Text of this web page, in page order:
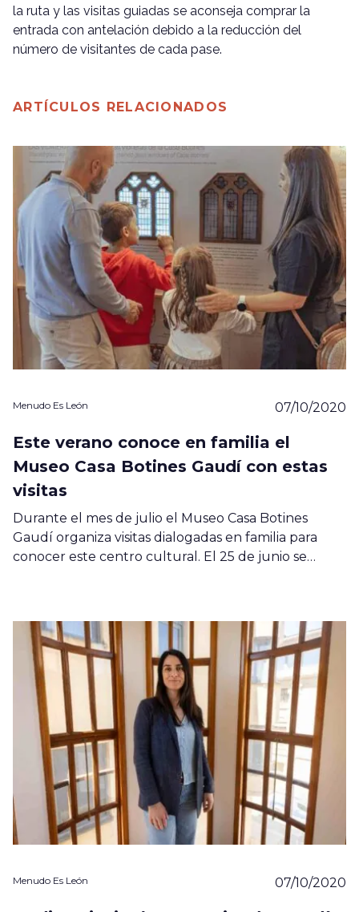
la ruta y las visitas guiadas se aconseja comprar la
entrada con antelación debido a la reducción del
número de visitantes de cada pase.
ARTÍCULOS RELACIONADOS
Menudo Es León 07/10/2020
Este verano conoce en familia el
Museo Casa Botines Gaudí con estas
visitas
Durante el mes de julio el Museo Casa Botines
Gaudí organiza visitas dialogadas en familia para
conocer este centro cultural. El 25 de junio se…
Menudo Es León 07/10/2020